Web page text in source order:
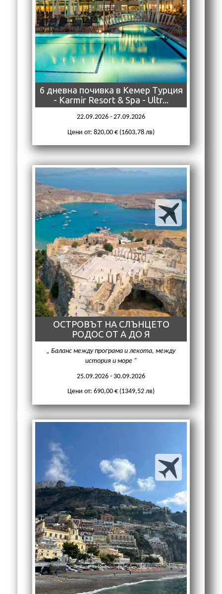
6 дневна почивка в Кемер Турция
- Karmir Resort & Spa - Ultr...
22.09.2026 - 27.09.2026
Цени от: 820,00 € (1603,78 лв)
ОСТРОВЪТ НА СЛЪНЦЕТО
РОДОС ОТ А ДО Я
Баланс между програма и лекота, между
история и море
25.09.2026 - 30.09.2026
Цени от: 690,00 € (1349,52 лв)